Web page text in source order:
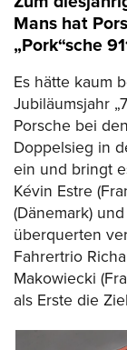
Mans hat
„Pork“sche
Es hätte kaum
Jubiläumsjahr
Porsche bei
Doppelsieg in
ein und bringt
Kévin Estre
(Dänemark)
überquerten
Fahrertrio
Makowiecki
als Erste die